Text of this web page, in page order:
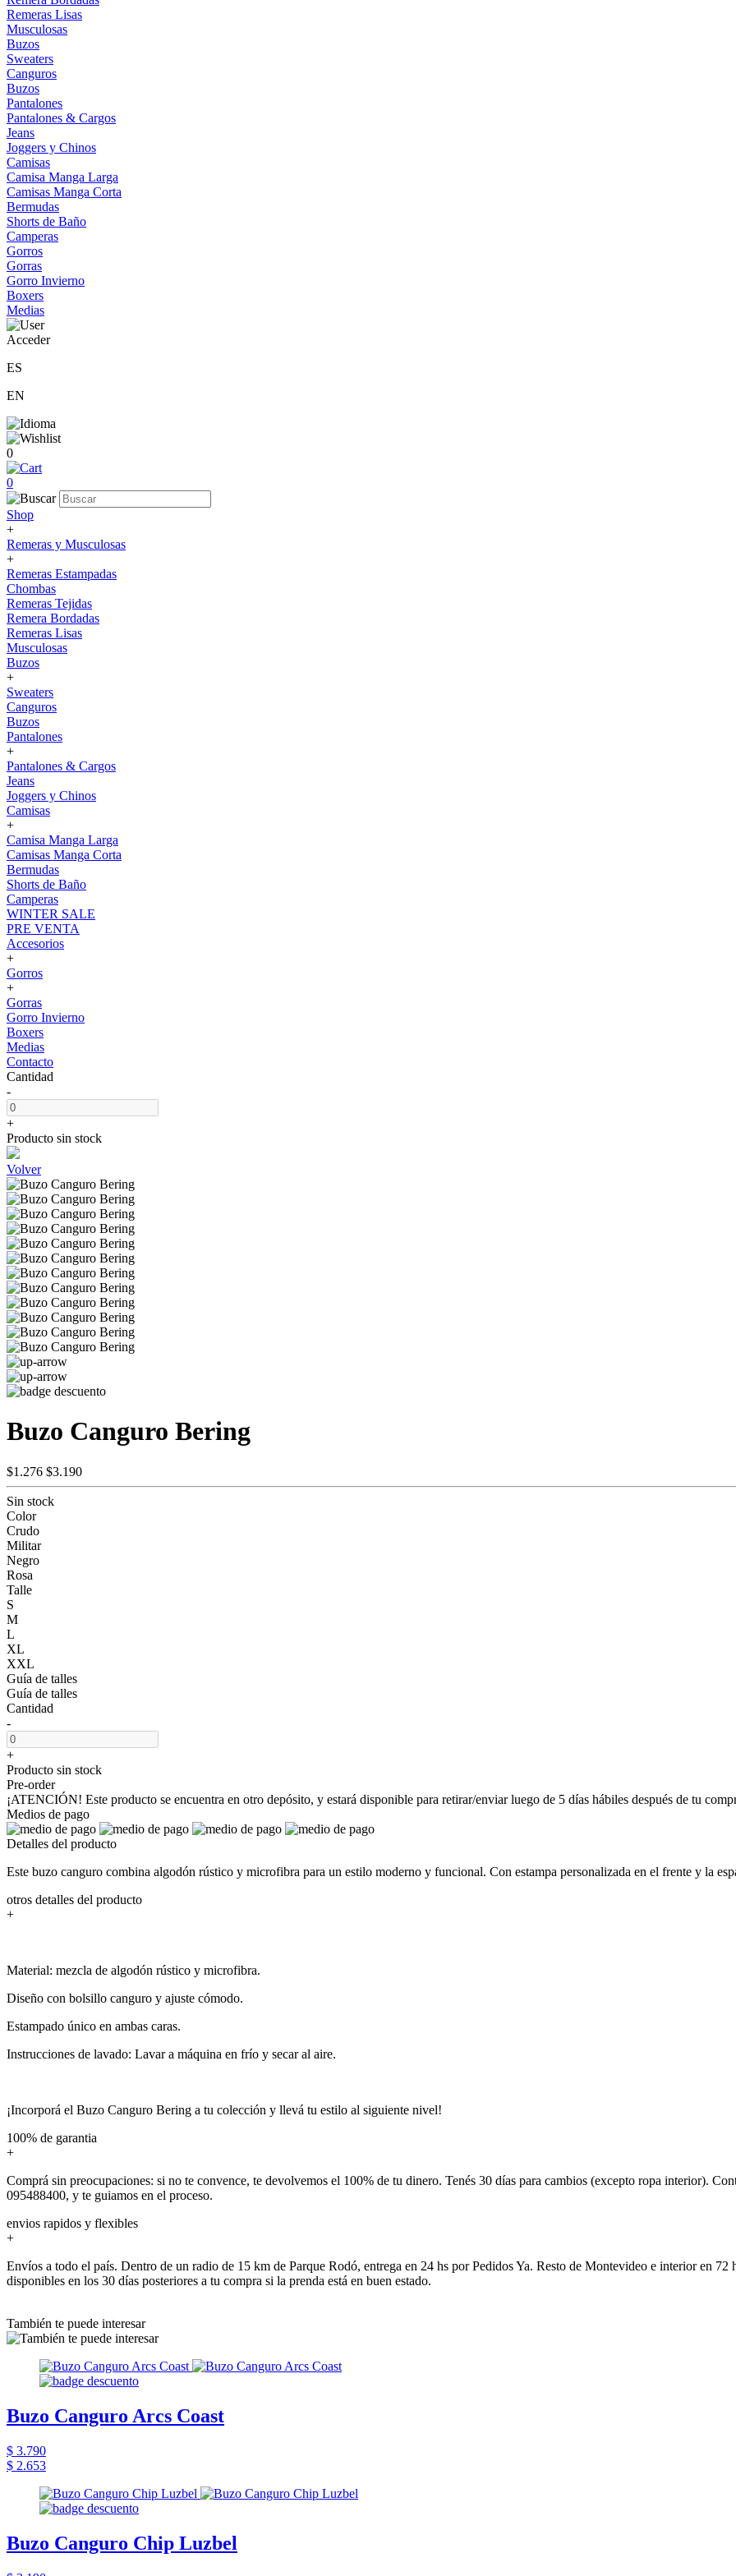
Remeras Lisas
Musculosas
Buzos
Sweaters
Canguros
Buzos
Pantalones
Pantalones & Cargos
Jeans
Joggers y Chinos
Camisas
Camisa Manga Larga
Camisas Manga Corta
Bermudas
Shorts de Baño
Camperas
Gorros
Gorras
Gorro Invierno
Boxers
Medias
Acceder
ES
EN
0
0
Shop
+
Remeras y Musculosas
+
Remeras Estampadas
Chombas
Remeras Tejidas
Remera Bordadas
Remeras Lisas
Musculosas
Buzos
+
Sweaters
Canguros
Buzos
Pantalones
+
Pantalones & Cargos
Jeans
Joggers y Chinos
Camisas
+
Camisa Manga Larga
Camisas Manga Corta
Bermudas
Shorts de Baño
Camperas
WINTER SALE
PRE VENTA
Accesorios
+
Gorros
+
Gorras
Gorro Invierno
Boxers
Medias
Contacto
Cantidad
-
+
Producto sin stock
Volver
Buzo Canguro Bering
$1.276 $3.190
Sin stock
Color
Crudo
Militar
Negro
Rosa
Talle
S
M
L
XL
XXL
Guía de talles
Guía de talles
Cantidad
-
+
Producto sin stock
Pre-order
¡ATENCIÓN! Este producto se encuentra en otro depósito, y estará disponible para retirar/enviar luego de 5 días hábiles después de tu
Medios de pago
Detalles del producto
Este buzo canguro combina algodón rústico y microfibra para un estilo moderno y funcional. Con estampa personalizada en el frente y la
otros detalles del producto
+
Material: mezcla de algodón rústico y microfibra.
Diseño con bolsillo canguro y ajuste cómodo.
Estampado único en ambas caras.
Instrucciones de lavado: Lavar a máquina en frío y secar al aire.
¡Incorporá el Buzo Canguro Bering a tu colección y llevá tu estilo al siguiente nivel!
100% de garantia
+
Comprá sin preocupaciones: si no te convence, te devolvemos el 100% de tu dinero. Tenés 30 días para cambios (excepto ropa interior).
095488400, y te guiamos en el proceso.
envios rapidos y flexibles
+
Envíos a todo el país. Dentro de un radio de 15 km de Parque Rodó, entrega en 24 hs por Pedidos Ya. Resto de Montevideo e interior en
disponibles en los 30 días posteriores a tu compra si la prenda está en buen estado.
También te puede interesar
Buzo Canguro Arcs Coast
$ 3.790
$ 2.653
Buzo Canguro Chip Luzbel